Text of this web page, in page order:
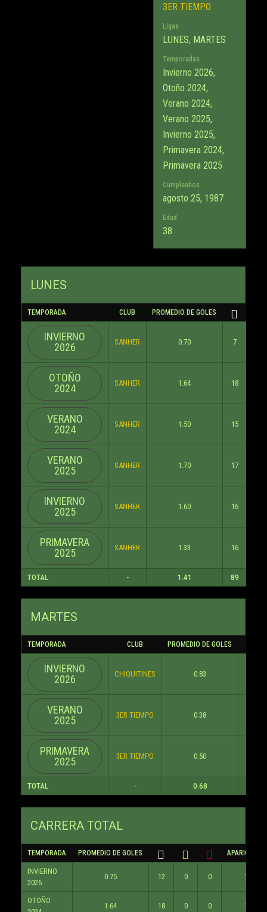
3ER TIEMPO
Ligas
LUNES, MARTES
Temporadas
Invierno 2026,
Otoño 2024,
Verano 2024,
Verano 2025,
Invierno 2025,
Primavera 2024,
Primavera 2025
Cumpleaños
agosto 25, 1987
Edad
38
LUNES
TEMPORADA CLUB PROMEDIO DE GOLES
INVIERNO
2026
SANHER 0.70 7
OTOÑO
2024
SANHER 1.64 18
VERANO
2024
SANHER 1.50 15
VERANO
2025
SANHER 1.70 17
INVIERNO
2025
SANHER 1.60 16
PRIMAVERA
2025
SANHER 1.33 16
TOTAL - 1.41 89
MARTES
TEMPORADA CLUB PROMEDIO DE GOLES
INVIERNO
2026
CHIQUITINES 0.83
VERANO
2025
3ER TIEMPO 0.38
PRIMAVERA
2025
3ER TIEMPO 0.50
TOTAL - 0.68
CARRERA TOTAL
TEMPORADA PROMEDIO DE GOLES
INVIERNO
2026
0.75 12 0 0 16
OTOÑO
1.64 18 0 0 11